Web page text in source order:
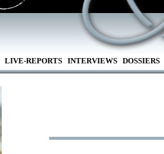
LIVE-REPORTS INTERVIEWS DOSSIERS